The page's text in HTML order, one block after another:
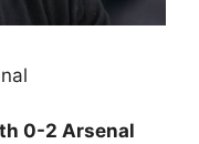
0-2 Arsenal